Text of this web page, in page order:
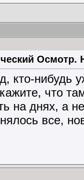
кто-нибудь
что
на днях, а
все,